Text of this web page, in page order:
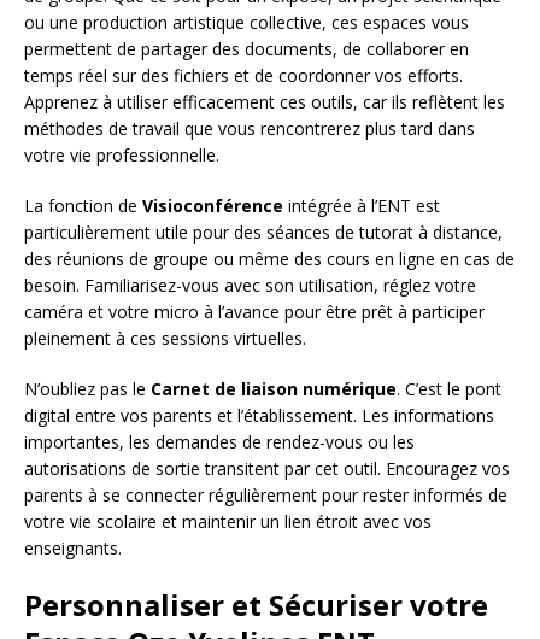
ou une production artistique collective, ces espaces vous
permettent de partager des documents, de collaborer en
temps réel sur des fichiers et de coordonner vos efforts.
Apprenez à utiliser efficacement ces outils, car ils reflètent les
méthodes de travail que vous rencontrerez plus tard dans
votre vie professionnelle.
La fonction de Visioconférence intégrée à l’ENT est
particulièrement utile pour des séances de tutorat à distance,
des réunions de groupe ou même des cours en ligne en cas de
besoin. Familiarisez-vous avec son utilisation, réglez votre
caméra et votre micro à l’avance pour être prêt à participer
pleinement à ces sessions virtuelles.
N’oubliez pas le Carnet de liaison numérique. C’est le pont
digital entre vos parents et l’établissement. Les informations
importantes, les demandes de rendez-vous ou les
autorisations de sortie transitent par cet outil. Encouragez vos
parents à se connecter régulièrement pour rester informés de
votre vie scolaire et maintenir un lien étroit avec vos
enseignants.
Personnaliser et Sécuriser votre